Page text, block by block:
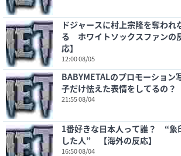
ドジャースに村上宗隆を奪われ
る ホワイトソックスファン
応】
12:00 08/05
BABYMETALのプロモーション
子だけ怯えた表情をしてるの？
21:55 08/04
1番好きな日本人って誰？ “象
した人” 【海外の反応】
16:50 08/04